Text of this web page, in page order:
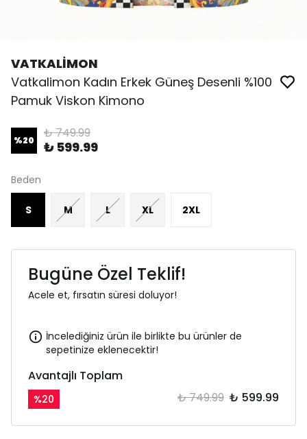
VATKALİMON
Vatkalimon Kadın Erkek Güneş Desenli %100
Pamuk Viskon Kimono
%20 ₺ 749.99
₺ 599.99
Beden
S M L XL 2XL
Bugüne Özel Teklif!
Acele et, fırsatın süresi doluyor!
İncelediğiniz ürün ile birlikte bu ürünler de
sepetinize eklenecektir!
Avantajlı Toplam
%20 ₺ 749.99 ₺ 599.99